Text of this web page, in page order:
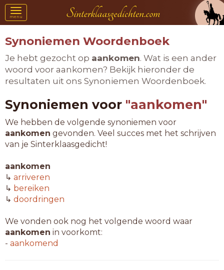
Toggle
navigation
menu
Synoniemen Woordenboek
Je hebt gezocht op aankomen. Wat is een ander
woord voor aankomen? Bekijk hieronder de
resultaten uit ons Synoniemen Woordenboek.
Synoniemen voor "aankomen"
We hebben de volgende synoniemen voor
aankomen gevonden. Veel succes met het schrijven
van je Sinterklaasgedicht!
aankomen
↳ arriveren
↳ bereiken
↳ doordringen
We vonden ook nog het volgende woord waar
aankomen in voorkomt:
- aankomend